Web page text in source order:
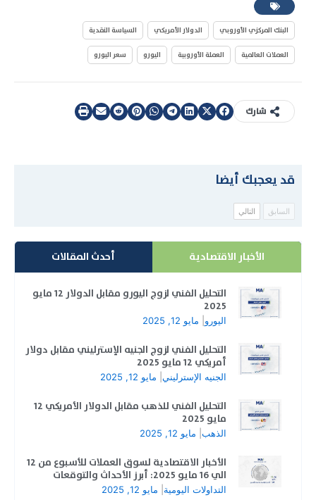
البنك المركزي الأوروبي الدولار الأمريكي السياسة النقدية
العملات العالمية العملة الأوروبية اليورو سعر اليورو
شارك
قد يعجبك أيضا
السابق التالي
الأخبار الاقتصادية أحدث المقالات
التحليل الفني لزوج اليورو مقابل الدولار 12 مايو
2025
اليورو مايو 12, 2025
التحليل الفني لزوج الجنيه الإسترليني مقابل دولار
أمريكي 12 مايو 2025
الجنيه الإسترليني مايو 12, 2025
التحليل الفني للذهب مقابل الدولار الأمريكي 12
مايو 2025
الذهب مايو 12, 2025
الأخبار الاقتصادية لسوق العملات للأسبوع من 12
الي 16 مايو 2025: أبرز الأحداث والتوقعات
التداولات اليومية مايو 12, 2025